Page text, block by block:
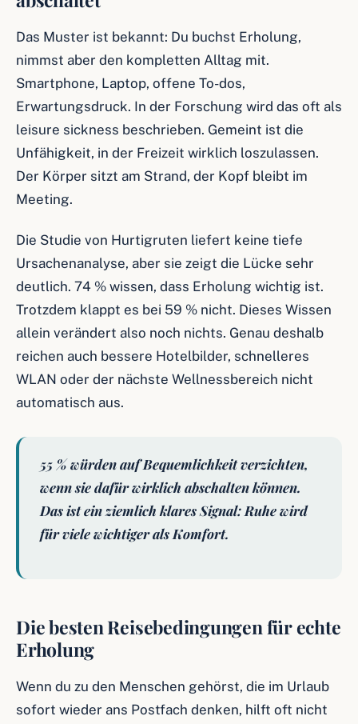
Das Muster ist bekannt: Du buchst Erholung,
nimmst aber den kompletten Alltag mit.
Smartphone, Laptop, offene To-dos,
Erwartungsdruck. In der Forschung wird das oft als
leisure sickness beschrieben. Gemeint ist die
Unfähigkeit, in der Freizeit wirklich loszulassen.
Der Körper sitzt am Strand, der Kopf bleibt im
Meeting.
Die Studie von Hurtigruten liefert keine tiefe
Ursachenanalyse, aber sie zeigt die Lücke sehr
deutlich. 74 % wissen, dass Erholung wichtig ist.
Trotzdem klappt es bei 59 % nicht. Dieses Wissen
allein verändert also noch nichts. Genau deshalb
reichen auch bessere Hotelbilder, schnelleres
WLAN oder der nächste Wellnessbereich nicht
automatisch aus.
55 % würden auf Bequemlichkeit verzichten,
wenn sie dafür wirklich abschalten können.
Das ist ein ziemlich klares Signal: Ruhe wird
für viele wichtiger als Komfort.
Die besten Reisebedingungen für echte
Erholung
Wenn du zu den Menschen gehörst, die im Urlaub
sofort wieder ans Postfach denken, hilft oft nicht